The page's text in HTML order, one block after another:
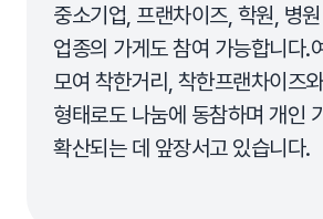
중소기업, 프랜차이즈, 학원, 병
업종의 가게도 참여 가능합니다.
모여 착한거리, 착한프랜차이즈
형태로도 나눔에 동참하며 개인
확산되는 데 앞장서고 있습니다.